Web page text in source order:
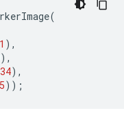
(
),
),
34),
));